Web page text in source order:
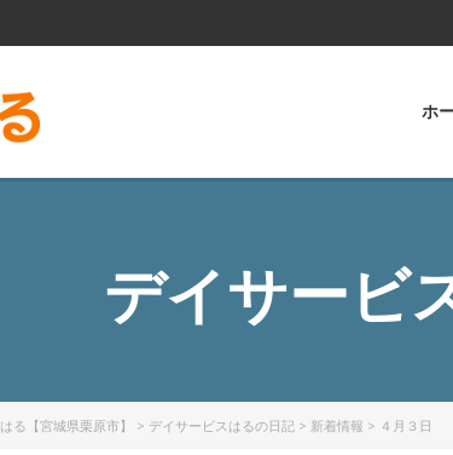
ホ
デイサービ
る【宮城県栗原市】 > デイサービスはるの日記 > 新着情報 > ４月３日